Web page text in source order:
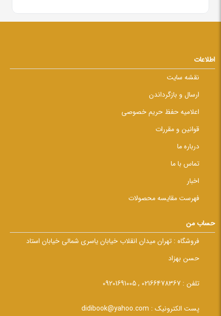
اطلاعات
نقشه سایت
ارسال و بازگرداندن
اعلامیه حفظ حریم خصوصی
قوانین و مقررات
درباره ما
تماس با ما
اخبار
فهرست مقایسه محصولات
حساب من
فروشگاه : تهران میدان انقلاب خیابان یاسری شمالی خیابان استاد
حسن بهزاد
تلفن : 02166478367 , 09201691005
پست الکترونیک : didibook@yahoo.com